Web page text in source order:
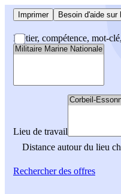
Imprimer Besoin d'aide sur
Métier, compétence, mot-
Lieu de travail
Distance autour du lieu
Rechercherdes offres